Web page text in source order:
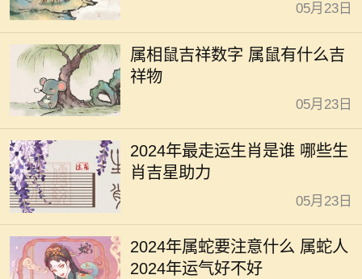
05月23日
属相鼠吉祥数字 属鼠有什么吉
祥物
05月23日
2024年最走运生肖是谁 哪些生
肖吉星助力
05月23日
2024年属蛇要注意什么 属蛇人
2024年运气好不好